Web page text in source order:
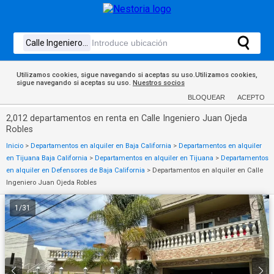
Utilizamos cookies, sigue navegando si aceptas su uso.Utilizamos cookies,
sigue navegando si aceptas su uso. Nuestros socios
BLOQUEAR ACEPTO
2,012 departamentos en renta en Calle Ingeniero Juan Ojeda
Robles
Inicio > Departamentos en alquiler en Baja California > Departamentos en alquiler
en Tijuana Baja California > Departamentos en alquiler en Tijuana > Departamentos
en alquiler en Defensores de Baja California > Departamentos en alquiler en Calle
Ingeniero Juan Ojeda Robles
1/31